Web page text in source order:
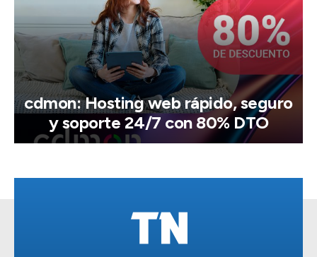
cdmon: Hosting web rápido, seguro
y soporte 24/7 con 80% DTO